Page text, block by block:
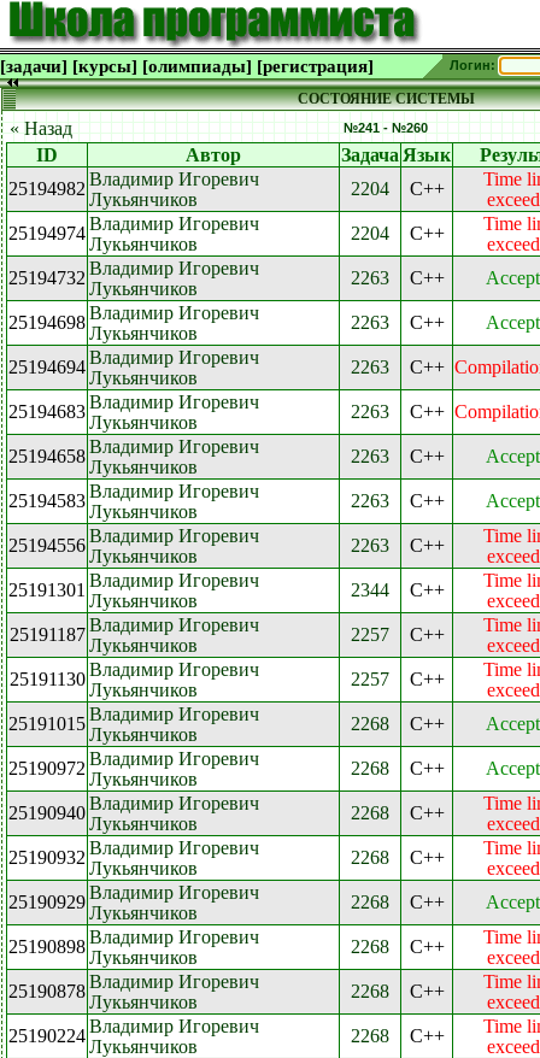
[задачи] [курсы] [олимпиады] [регистрация] Логин:
СОСТОЯНИЕ СИСТЕМЫ
« Назад №241 - №260
ID Автор Задача Язык
25194982 Владимир Игоревич
Лукьянчиков
2204 C++
Time
25194974Владимир Игоревич
Лукьянчиков
2204 C++
Time
25194732 Владимир Игоревич
Лукьянчиков
2263 C++
25194698Владимир Игоревич
Лукьянчиков
2263 C++
25194694Владимир Игоревич
Лукьянчиков
2263 C++
25194683Владимир Игоревич
Лукьянчиков
2263 C++
25194658Владимир Игоревич
Лукьянчиков
2263 C++
25194583Владимир Игоревич
Лукьянчиков
2263 C++
25194556Владимир Игоревич
Лукьянчиков
2263 C++
Time
25191301 Владимир Игоревич
Лукьянчиков
2344 C++
Time
25191187 Владимир Игоревич
Лукьянчиков
2257 C++
Time
25191130 Владимир Игоревич
Лукьянчиков
2257 C++
Time
25191015Владимир Игоревич
Лукьянчиков
2268 C++
25190972 Владимир Игоревич
Лукьянчиков
2268 C++
25190940Владимир Игоревич
Лукьянчиков
2268 C++
Time
25190932 Владимир Игоревич
Лукьянчиков
2268 C++
Time
25190929Владимир Игоревич
Лукьянчиков
2268 C++
25190898Владимир Игоревич
Лукьянчиков
2268 C++
Time
25190878Владимир Игоревич
Лукьянчиков
2268 C++
Time
25190224Владимир Игоревич
Лукьянчиков
2268 C++
Time